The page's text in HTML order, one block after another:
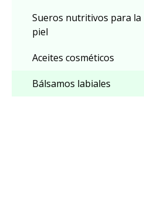
Sueros nutritivos para la
piel
Aceites cosméticos
Bálsamos labiales